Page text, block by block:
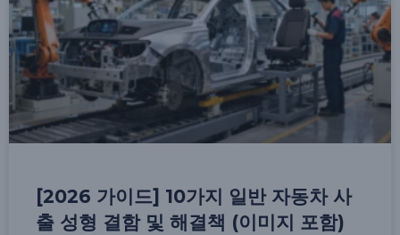
[2026 가이드] 10가지 일반 자동차 사
출 성형 결함 및 해결책 (이미지 포함)